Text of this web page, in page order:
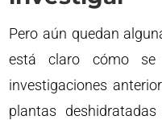
Pero aún quedan
está claro cómo se
investigaciones
plantas